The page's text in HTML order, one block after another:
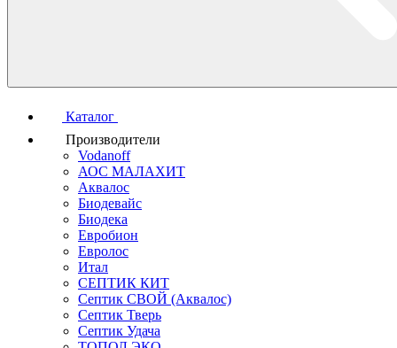
Каталог
Производители
Vodanoff
АОС МАЛАХИТ
Аквалос
Биодевайс
Биодека
Евробион
Евролос
Итал
СЕПТИК КИТ
Септик СВОЙ (Аквалос)
Септик Тверь
Септик Удача